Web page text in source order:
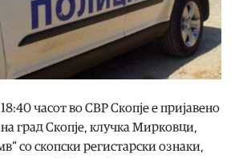
часот во СВР Скопје е пријавено
град Скопје, клучка Мирковци,
со скопски регистарски ознаки,